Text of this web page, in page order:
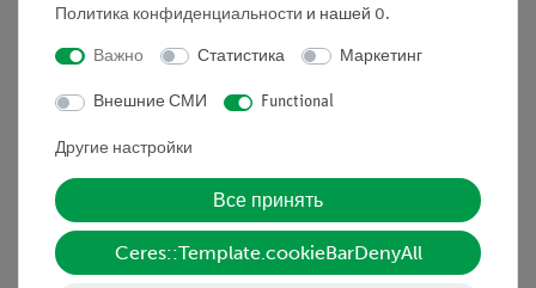
Информация
Контактное лицо
Условия сотрудничества
Политика конфиденциальности и нашей 0.
Важно Статистика Маркетинг
Внешние СМИ Functional
Другие настройки
Все принять
Ceres::Template.cookieBarDenyAll